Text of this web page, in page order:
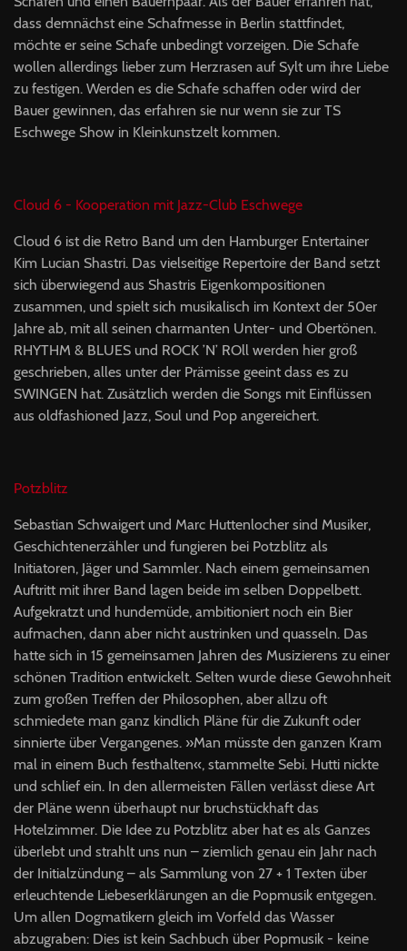
dass demnächst eine Schafmesse in Berlin stattfindet,
möchte er seine Schafe unbedingt vorzeigen. Die Schafe
wollen allerdings lieber zum Herzrasen auf Sylt um ihre Liebe
zu festigen. Werden es die Schafe schaffen oder wird der
Bauer gewinnen, das erfahren sie nur wenn sie zur TS
Eschwege Show in Kleinkunstzelt kommen.
Cloud 6 - Kooperation mit Jazz-Club Eschwege
Cloud 6 ist die Retro Band um den Hamburger Entertainer
Kim Lucian Shastri. Das vielseitige Repertoire der Band setzt
sich überwiegend aus Shastris Eigenkompositionen
zusammen, und spielt sich musikalisch im Kontext der 50er
Jahre ab, mit all seinen charmanten Unter- und Obertönen.
RHYTHM & BLUES und ROCK ’N’ ROll werden hier groß
geschrieben, alles unter der Prämisse geeint dass es zu
SWINGEN hat. Zusätzlich werden die Songs mit Einflüssen
aus oldfashioned Jazz, Soul und Pop angereichert.
Potzblitz
Sebastian Schwaigert und Marc Huttenlocher sind Musiker,
Geschichtenerzähler und fungieren bei Potzblitz als
Initiatoren, Jäger und Sammler. Nach einem gemeinsamen
Auftritt mit ihrer Band lagen beide im selben Doppelbett.
Aufgekratzt und hundemüde, ambitioniert noch ein Bier
aufmachen, dann aber nicht austrinken und quasseln. Das
hatte sich in 15 gemeinsamen Jahren des Musizierens zu einer
schönen Tradition entwickelt. Selten wurde diese Gewohnheit
zum großen Treffen der Philosophen, aber allzu oft
schmiedete man ganz kindlich Pläne für die Zukunft oder
sinnierte über Vergangenes. »Man müsste den ganzen Kram
mal in einem Buch festhalten«, stammelte Sebi. Hutti nickte
und schlief ein. In den allermeisten Fällen verlässt diese Art
der Pläne wenn überhaupt nur bruchstückhaft das
Hotelzimmer. Die Idee zu Potzblitz aber hat es als Ganzes
überlebt und strahlt uns nun – ziemlich genau ein Jahr nach
der Initialzündung – als Sammlung von 27 + 1 Texten über
erleuchtende Liebeserklärungen an die Popmusik entgegen.
Um allen Dogmatikern gleich im Vorfeld das Wasser
abzugraben: Dies ist kein Sachbuch über Popmusik - keine